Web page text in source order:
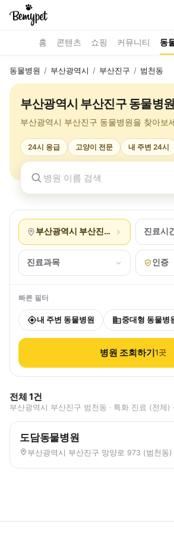
홈 콘텐츠 쇼핑 커뮤니티 동
동물병원 / 부산광역시 / 부산진구 / 범천동
부산광역시 부산진구 동물병
부산광역시 부산진구 동물병원을 찾아보
24시 응급 고양이 전문 내 주변 24시
부산광역시 부산진구 범천동 진료시
진료과목 인증
빠른 필터
내 주변 동물병원 중대형 동물병
병원 조회하기1곳
전체 1건
부산광역시 부산진구 범천동 · 특화 진료 (전체)
도담동물병원
부산광역시 부산진구 망양로 973 (범천동)